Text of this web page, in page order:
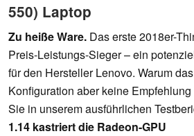
550) Laptop
Zu heiße Ware. Das erste 2018er-
Preis-Leistungs-Sieger – ein
für den Hersteller Lenovo. Warum
Konfiguration aber keine
Sie in unserem ausführlichen
1.14 kastriert die Radeon-GPU